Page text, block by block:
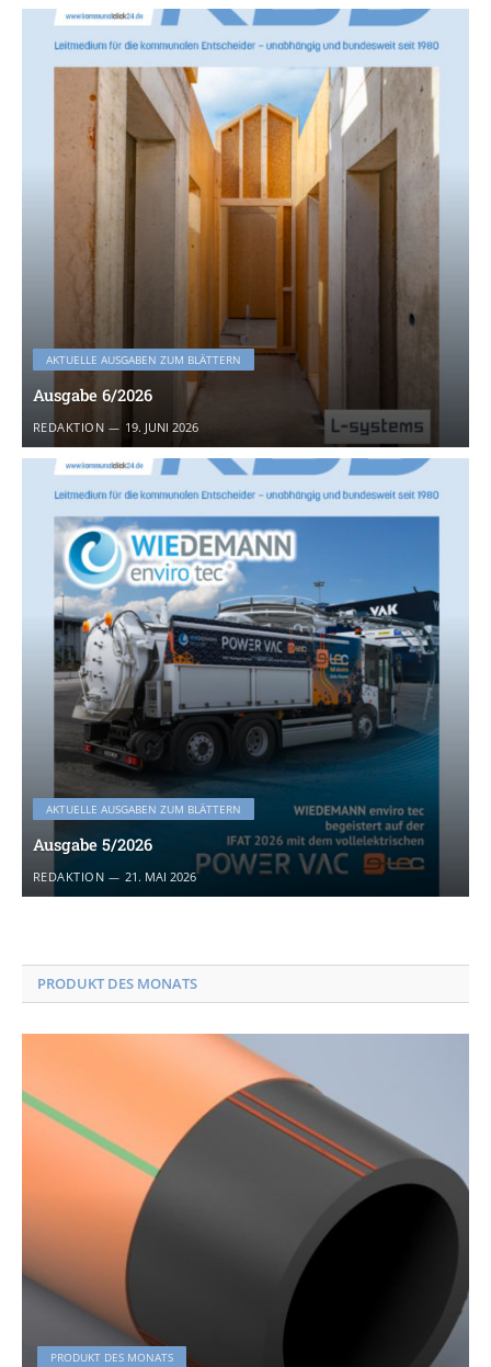
AKTUELLE AUSGABEN ZUM BLÄTTERN
Ausgabe 6/2026
REDAKTION 19. JUNI 2026
AKTUELLE AUSGABEN ZUM BLÄTTERN
Ausgabe 5/2026
REDAKTION 21. MAI 2026
PRODUKT DES MONATS
PRODUKT DES MONATS